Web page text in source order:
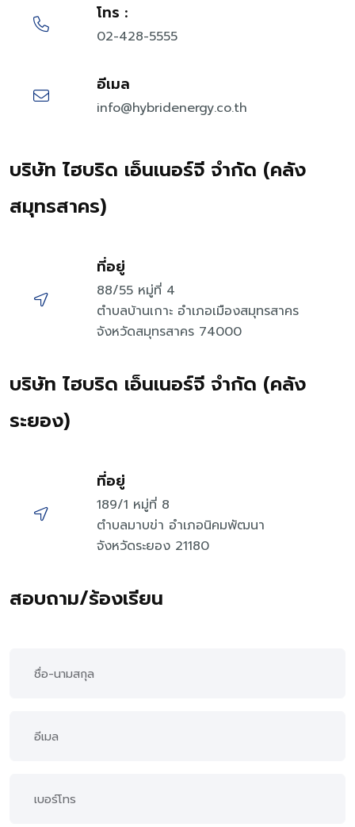
โทร :
02-428-5555
อีเมล
info@hybridenergy.co.th
บริษัท ไฮบริด เอ็นเนอร์จี จำกัด (คลัง
สมุทรสาคร)
ที่อยู่
88/55 หมู่ที่ 4
ตำบลบ้านเกาะ อำเภอเมืองสมุทรสาคร
จังหวัดสมุทรสาคร 74000
บริษัท ไฮบริด เอ็นเนอร์จี จำกัด (คลัง
ระยอง)
ที่อยู่
189/1 หมู่ที่ 8
ตำบลมาบข่า อำเภอนิคมพัฒนา
จังหวัดระยอง 21180
สอบถาม/ร้องเรียน